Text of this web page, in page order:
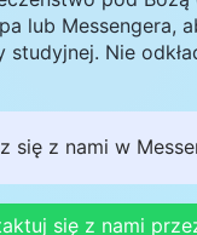
pijesz to, co
szkoda
ma z Tobą
rękę,
lub Messengera,
studyjnej. Nie
się z nami w
się z nami